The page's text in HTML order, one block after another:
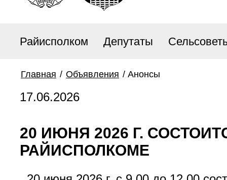
Райисполком Депутаты
Главная / Объявления / Анонсы
17.06.2026
20 ИЮНЯ 2026 Г.
РАЙИСПОЛКОМЕ